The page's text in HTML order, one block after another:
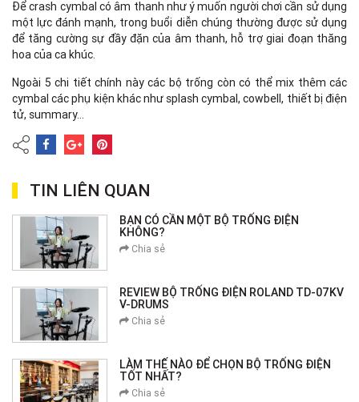
Để crash cymbal có âm thanh như ý muốn người chơi cần sử dụng
một lực đánh mạnh, trong buổi diễn chúng thường được sử dụng
để tăng cường sự đầy đặn của âm thanh, hỗ trợ giai đoạn thăng
hoa của ca khúc.
Ngoài 5 chi tiết chính này các bộ trống còn có thể mix thêm các
cymbal các phụ kiện khác như splash cymbal, cowbell, thiết bị điện
tử, summary…
TIN LIÊN QUAN
BẠN CÓ CẦN MỘT BỘ TRỐNG ĐIỆN
KHÔNG?
Chia sẻ
REVIEW BỘ TRỐNG ĐIỆN ROLAND TD-07KV
V-DRUMS
Chia sẻ
LÀM THẾ NÀO ĐỂ CHỌN BỘ TRỐNG ĐIỆN
TỐT NHẤT?
Chia sẻ